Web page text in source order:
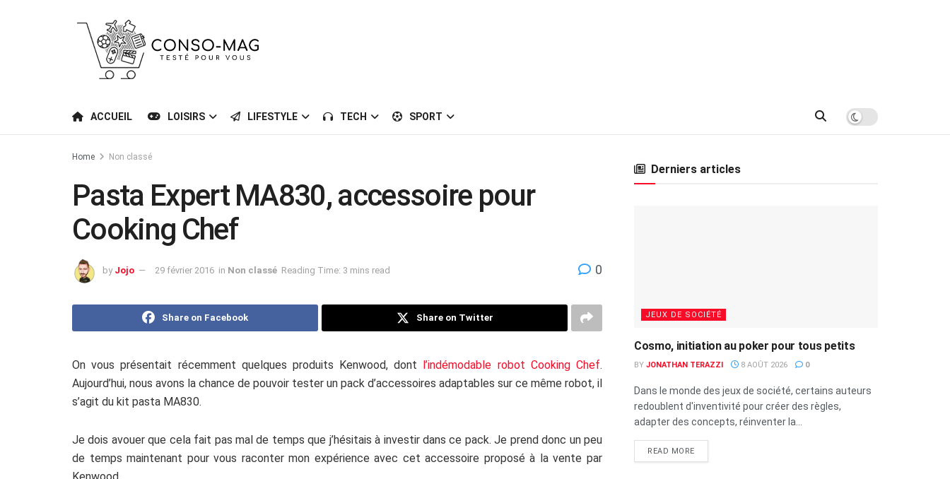
ACCUEIL LOISIRS LIFESTYLE TECH SPORT
Home Non classé
Pasta Expert MA830, accessoire pour
Cooking Chef
by Jojo 29 février 2016 in Non classé Reading Time: 3 mins read 0
Share on Facebook Share on Twitter
On vous présentait récemment quelques produits Kenwood, dont l’indémodable robot Cooking Chef.
Aujourd’hui, nous avons la chance de pouvoir tester un pack d’accessoires adaptables sur ce même robot, il
s’agit du kit pasta MA830.
Je dois avouer que cela fait pas mal de temps que j’hésitais à investir dans ce pack. Je prend donc un peu
de temps maintenant pour vous raconter mon expérience avec cet accessoire proposé à la vente par
Derniers articles
JEUX DE SOCIÉTÉ
Cosmo, initiation au poker pour tous petits
BY JONATHAN TERAZZI 8 AOÛT 2026 0
Dans le monde des jeux de société, certains auteurs
redoublent d'inventivité pour créer des règles,
adapter des concepts, réinventer la...
READ MORE